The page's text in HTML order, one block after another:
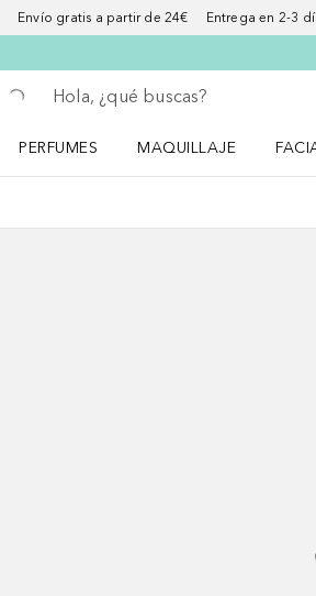
Envío gratis a partir de 24€ Entrega en 2-3
Regresar
Ejecutar búsqueda
PERFUMES
MAQUILLAJE